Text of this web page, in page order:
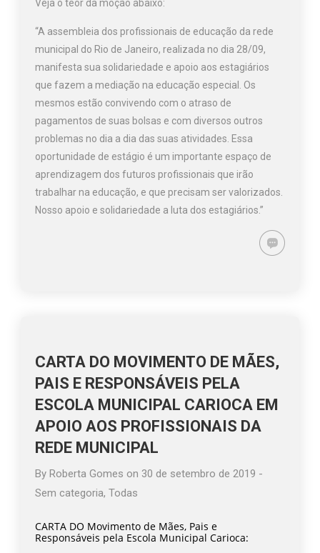
Veja o teor da moção abaixo:
“A assembleia dos profissionais de educação da rede
municipal do Rio de Janeiro, realizada no dia 28/09,
manifesta sua solidariedade e apoio aos estagiários
que fazem a mediação na educação especial. Os
mesmos estão convivendo com o atraso de
pagamentos de suas bolsas e com diversos outros
problemas no dia a dia das suas atividades. Essa
oportunidade de estágio é um importante espaço de
aprendizagem dos futuros profissionais que irão
trabalhar na educação, e que precisam ser valorizados.
Nosso apoio e solidariedade a luta dos estagiários.”
CARTA DO MOVIMENTO DE MÃES,
PAIS E RESPONSÁVEIS PELA
ESCOLA MUNICIPAL CARIOCA EM
APOIO AOS PROFISSIONAIS DA
REDE MUNICIPAL
ByRoberta Gomes on 30 de setembro de 2019 -
Sem categoria,Todas
CARTA DO Movimento de Mães, Pais e
Responsáveis pela Escola Municipal Carioca: